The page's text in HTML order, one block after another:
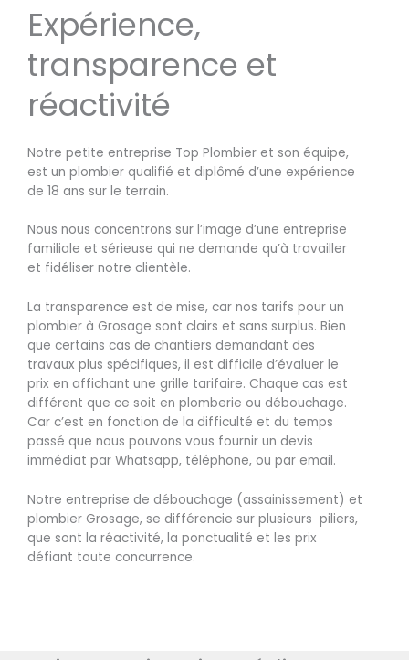
Expérience,
transparence et
réactivité
Notre petite entreprise Top Plombier et son équipe,
est un plombier qualifié et diplômé d’une expérience
de 18 ans sur le terrain.
Nous nous concentrons sur l’image d’une entreprise
familiale et sérieuse qui ne demande qu’à travailler
et fidéliser notre clientèle.
La transparence est de mise, car nos tarifs pour un
plombier à Grosage sont clairs et sans surplus. Bien
que certains cas de chantiers demandant des
travaux plus spécifiques, il est difficile d’évaluer le
prix en affichant une grille tarifaire. Chaque cas est
différent que ce soit en plomberie ou débouchage.
Car c’est en fonction de la difficulté et du temps
passé que nous pouvons vous fournir un devis
immédiat par Whatsapp, téléphone, ou par email.
Notre entreprise de débouchage (assainissement) et
plombier Grosage, se différencie sur plusieurs piliers,
que sont la réactivité, la ponctualité et les prix
défiant toute concurrence.